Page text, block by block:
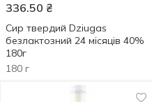
336.50 ₴
Сир твердий Dziugas
безлактозний 24 місяців 40%
180г
180 г